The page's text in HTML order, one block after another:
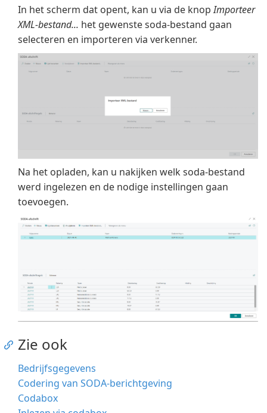
In het scherm dat opent, kan u via de knopImporteer
XML-bestand... het gewenste soda-bestand gaan
selecteren en importeren via verkenner.
Na het opladen, kan u nakijken welk soda-bestand
werd ingelezen en de nodige instellingen gaan
toevoegen.
Zie ook
Bedrijfsgegevens
Codering van SODA-berichtgeving
Codabox